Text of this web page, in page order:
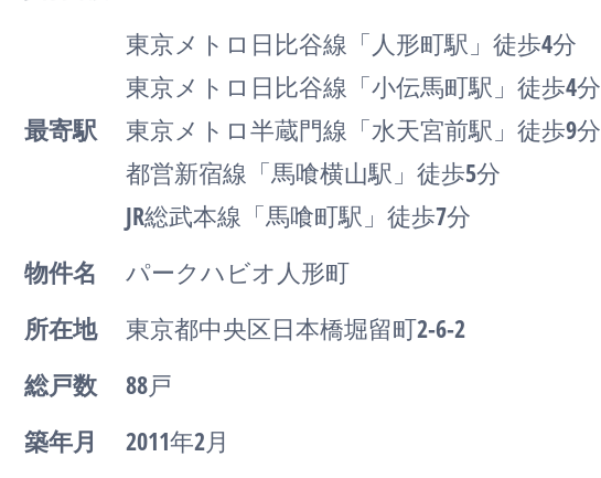
最寄駅
東京メトロ日比谷線「人形町駅」徒歩4分
東京メトロ日比谷線「小伝馬町駅」徒歩4分
東京メトロ半蔵門線「水天宮前駅」徒歩9分
都営新宿線「馬喰横山駅」徒歩5分
JR総武本線「馬喰町駅」徒歩7分
物件名
パークハビオ人形町
所在地
東京都中央区日本橋堀留町2-6-2
総戸数
88戸
築年月
2011年2月